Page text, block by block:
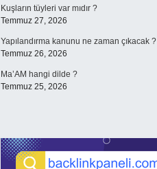
Kuşların tüyleri var mıdır ?
Temmuz 27, 2026
Yapılandırma kanunu ne zaman çıkacak ?
Temmuz 26, 2026
Ma’AM hangi dilde ?
Temmuz 25, 2026